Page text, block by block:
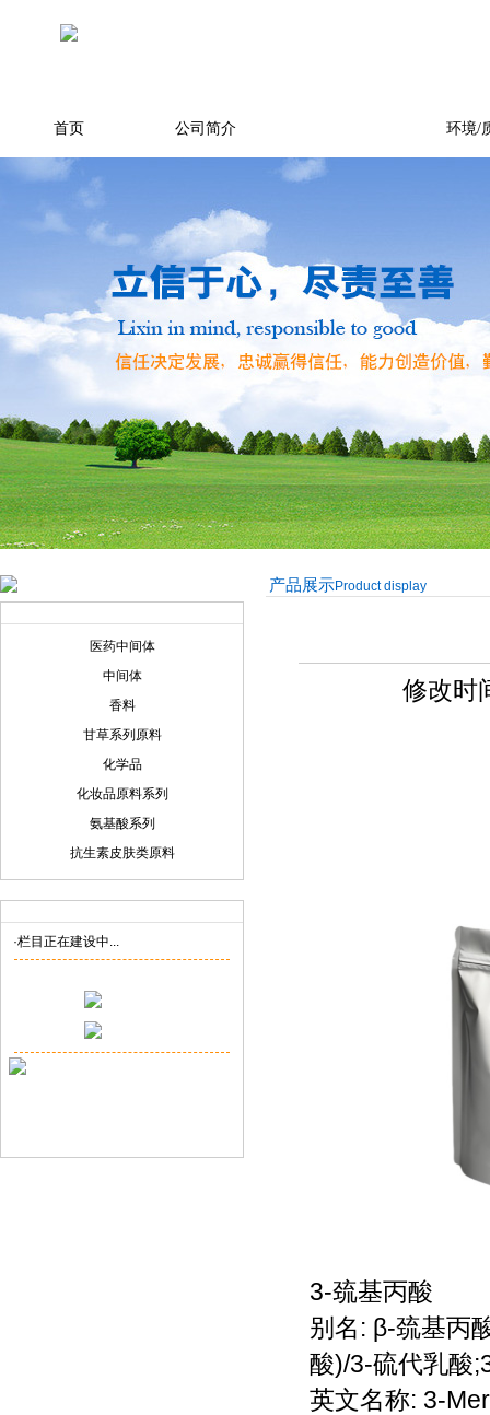
首页 公司简介 环境/
医药中间体
中间体
香料
甘草系列原料
化学品
化妆品原料系列
氨基酸系列
抗生素皮肤类原料
·栏目正在建设中...
产品展示Product display
修改时
3-巯基丙酸
别名: β-巯基丙
酸)/3-硫代乳酸
英文名称: 3-